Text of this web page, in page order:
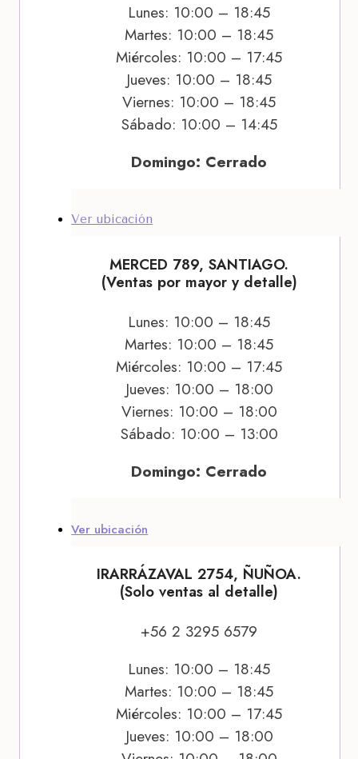
Lunes: 10:00 – 18:45
Martes: 10:00 – 18:45
Miércoles: 10:00 – 17:45
Jueves: 10:00 – 18:45
Viernes: 10:00 – 18:45
Sábado: 10:00 – 14:45
Domingo: Cerrado
Ver ubicación
MERCED 789, SANTIAGO.
(Ventas por mayor y detalle)
Lunes: 10:00 – 18:45
Martes: 10:00 – 18:45
Miércoles: 10:00 – 17:45
Jueves: 10:00 – 18:00
Viernes: 10:00 – 18:00
Sábado: 10:00 – 13:00
Domingo: Cerrado
Ver ubicación
IRARRÁZAVAL 2754, ÑUÑOA.
(Solo ventas al detalle)
+56 2 3295 6579
Lunes: 10:00 – 18:45
Martes: 10:00 – 18:45
Miércoles: 10:00 – 17:45
Jueves: 10:00 – 18:00